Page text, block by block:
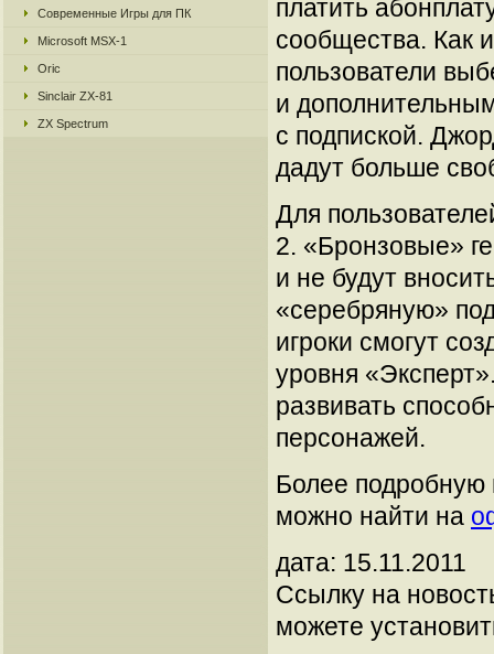
Современные Игры для ПК
Microsoft MSX-1
Oric
Sinclair ZX-81
ZX Spectrum
платить
сообщества. Как
пользователи
и
с подпиской.
дадут больше
Для
2. «Бронзовые»
и не будут
«серебряную»
игроки смогут
уровня
развивать
персонажей.
Более
можно найти на
дата: 15.11.2011
Ссылку на
можете